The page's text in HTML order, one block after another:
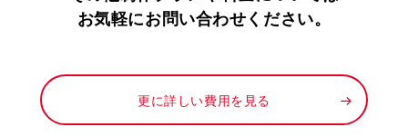
お気軽にお問い合わせください。
更に詳しい費用を見る